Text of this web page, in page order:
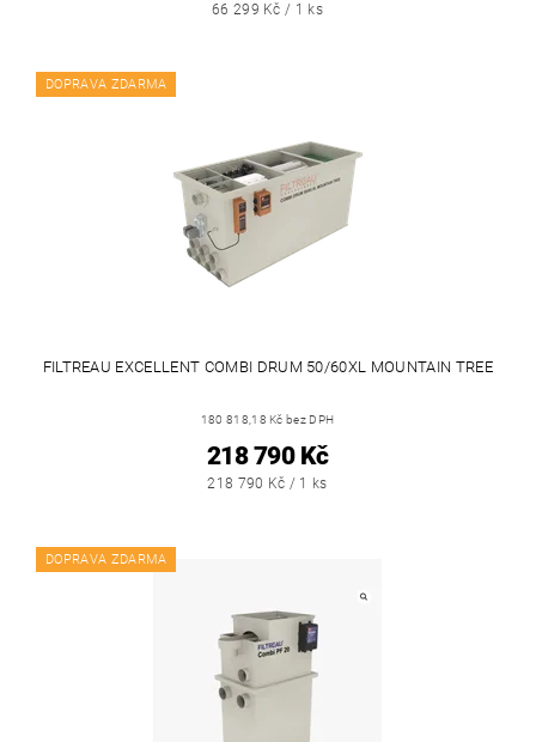
66 299 Kč / 1 ks
DOPRAVA ZDARMA
FILTREAU EXCELLENT COMBI DRUM 50/60XL MOUNTAIN TREE
180 818,18 Kč bez DPH
218 790 Kč
218 790 Kč / 1 ks
DOPRAVA ZDARMA